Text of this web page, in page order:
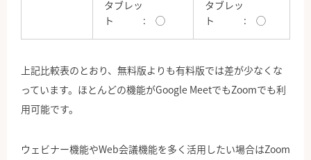
タブレッ
ト : ◯
タブレッ
ト : ◯
上記比較表のとおり、無料版よりも有料版では差が少なくな
っています。ほとんどの機能がGoogle MeetでもZoomでも利
用可能です。
ウェビナー機能やWeb会議機能を多く活用したい場合はZoom